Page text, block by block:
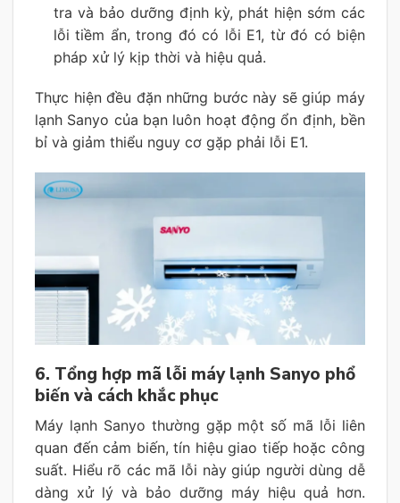
tra và bảo dưỡng định kỳ, phát hiện sớm các
lỗi tiềm ẩn, trong đó có lỗi E1, từ đó có biện
pháp xử lý kịp thời và hiệu quả.
Thực hiện đều đặn những bước này sẽ giúp máy
lạnh Sanyo của bạn luôn hoạt động ổn định, bền
bỉ và giảm thiểu nguy cơ gặp phải lỗi E1.
6. Tổng hợp mã lỗi máy lạnh Sanyo phổ
biến và cách khắc phục
Máy lạnh Sanyo thường gặp một số mã lỗi liên
quan đến cảm biến, tín hiệu giao tiếp hoặc công
suất. Hiểu rõ các mã lỗi này giúp người dùng dễ
dàng xử lý và bảo dưỡng máy hiệu quả hơn.